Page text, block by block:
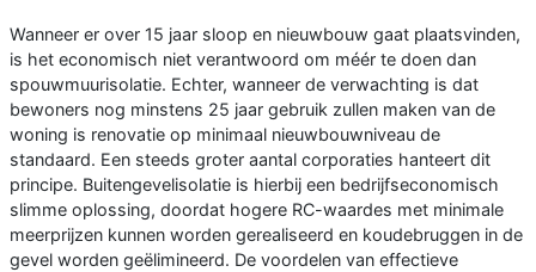
Wanneer er over 15 jaar sloop en nieuwbouw gaat plaatsvinden,
is het economisch niet verantwoord om méér te doen dan
spouwmuurisolatie. Echter, wanneer de verwachting is dat
bewoners nog minstens 25 jaar gebruik zullen maken van de
woning is renovatie op minimaal nieuwbouwniveau de
standaard. Een steeds groter aantal corporaties hanteert dit
principe. Buitengevelisolatie is hierbij een bedrijfseconomisch
slimme oplossing, doordat hogere RC-waardes met minimale
meerprijzen kunnen worden gerealiseerd en koudebruggen in de
gevel worden geëlimineerd. De voordelen van effectieve